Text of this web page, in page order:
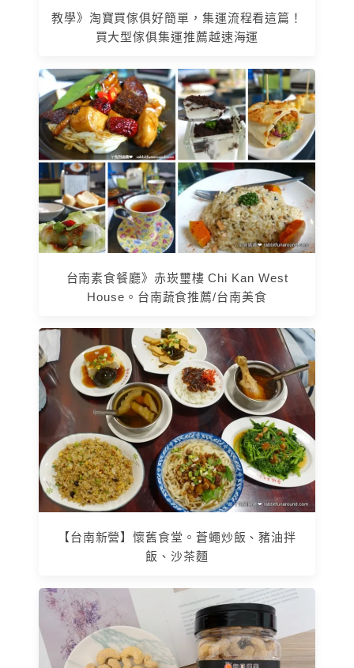
教學》淘寶買傢俱好簡單，集運流程看這篇！
買大型傢俱集運推薦越速海運
台南素食餐廳》赤崁璽樓 Chi Kan West
House。台南蔬食推薦/台南美食
【台南新營】懷舊食堂。蒼蠅炒飯、豬油拌
飯、沙茶麵